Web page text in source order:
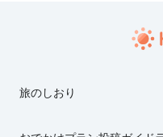
旅のしおり